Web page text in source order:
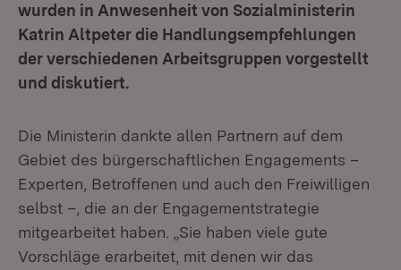
wurden in Anwesenheit von Sozialministerin
Katrin Altpeter die Handlungsempfehlungen
der verschiedenen Arbeitsgruppen vorgestellt
und diskutiert.
Die Ministerin dankte allen Partnern auf dem
Gebiet des bürgerschaftlichen Engagements –
Experten, Betroffenen und auch den Freiwilligen
selbst –, die an der Engagementstrategie
mitgearbeitet haben. „Sie haben viele gute
Vorschläge erarbeitet, mit denen wir das